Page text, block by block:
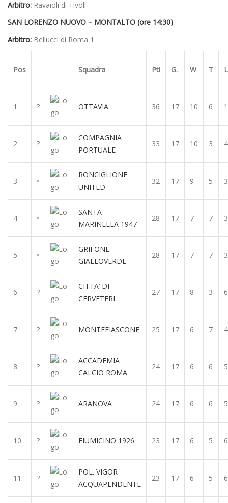
Arbitro: Ravaioli di Tivoli
SAN LORENZO NUOVO – MONTALTO (ore 14:30)
Arbitro: Bellucci di Roma 1
Pos Squadra Pti G. W T L
1 ? OTTAVIA 36 17 10 6 1
2 ?
COMPAGNIA
PORTUALE
33 17 10 3 4
3 •
RONCIGLIONE
UNITED
32 17 9 5 3
4 •
SANTA
MARINELLA 1947
28 17 7 7 3
5 •
GRIFONE
GIALLOVERDE
28 17 7 7 3
6 ?
CITTA’ DI
CERVETERI
27 17 8 3 6
7 ? MONTEFIASCONE 25 17 6 7 4
8 ?
ACCADEMIA
CALCIO ROMA
24 17 6 6 5
9 ? ARANOVA 24 17 6 6 5
10 ? FIUMICINO 1926 23 17 6 5 6
11 ?
POL. VIGOR
ACQUAPENDENTE
23 17 6 5 6